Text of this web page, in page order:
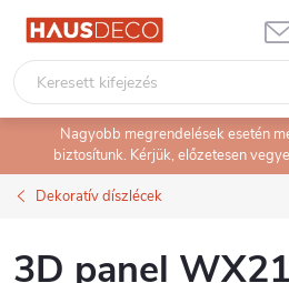
Ugrás
tartalomhoz
Nagyobb megrendelések esetén
biztosítunk. Kérjük, előzetesen
Dekoratív díszlécek
3D panel